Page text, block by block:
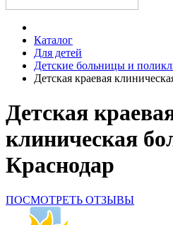
Каталог
Для детей
Детские больницы и
Детская краевая
Детская
клиническая
Краснодар
ПОСМОТРЕТЬ ОТЗЫВЫ